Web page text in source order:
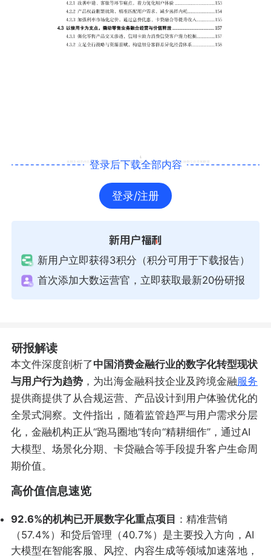
登录后下载全部内容
登录/注册
新用户立即获得3积分（积分可用于下载报告）
首次添加大数运营官，立即获取最新20份研报
研报解读
本文件深度剖析了中国消费金融行业的数字化转型现状
与用户行为趋势，为出海金融科技企业及跨境金融服务
提供商提供了从合规运营、产品设计到用户体验优化的
全景式洞察。文件指出，随着监管趋严与用户需求分层
化，金融机构正从“跑马圈地”转向“精耕细作”，通过AI
大模型、场景化分期、卡贷融合等手段提升客户生命周
期价值。
高价值信息速览
92.6%的机构已开展数字化重点项目 ：精准营销
（57.4%）和贷后管理（40.7%）是主要投入方向，AI
大模型在智能客服、风控、内容生成等领域加速落地，